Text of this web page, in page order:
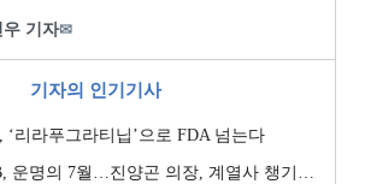
우 기자✉
기자의 인기기사
리라푸그라티닙’으로 FDA 넘는다
의 7월…진양곤 의장, 계열사 챙기며 ‘투트랙’ 행보